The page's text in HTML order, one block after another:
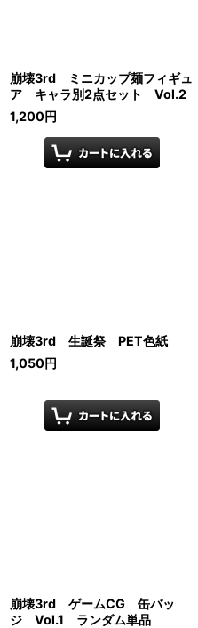
崩壊3rd ミニカップ麺フィギュ
ア キャラ別2点セット Vol.2
1,200円
崩壊3rd 生誕祭 PET色紙
1,050円
崩壊3rd ゲームCG 缶バッ
ジ Vol.1 ランダム単品